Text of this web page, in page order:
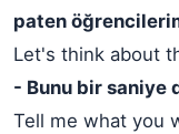
paten
Let's think about
- Bunu bir saniye
Tell me what you